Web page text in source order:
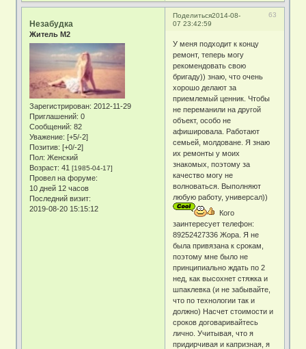
Поделиться 63
2014-08-
07 23:42:59
Незабудка
Житель М2
Зарегистрирован: 2012-11-29
Приглашений: 0
Сообщений: 82
Уважение: [+5/-2]
Позитив: [+0/-2]
Пол: Женский
Возраст: 41[1985-04-17]
Провел на форуме:
10 дней 12 часов
Последний визит:
2019-08-20 15:15:12
У меня подходит к концу
ремонт, теперь могу
рекомендовать свою
бригаду)) знаю, что очень
хорошо делают за
приемлемый ценник. Чтобы
не переманили на другой
объект, особо не
афишировала. Работают
семьей, молдоване. Я знаю
их ремонты у моих
знакомых, поэтому за
качество могу не
волноваться. Выполняют
любую работу, универсал))
Кого
заинтересует телефон:
89252427336 Жора. Я не
была привязана к срокам,
поэтому мне было не
принципиально ждать по 2
нед, как высохнет стяжка и
шпаклевка (и не забывайте,
что по технологии так и
должно) Насчет стоимости и
сроков договаривайтесь
лично. Учитывая, что я
придирчивая и капризная, я